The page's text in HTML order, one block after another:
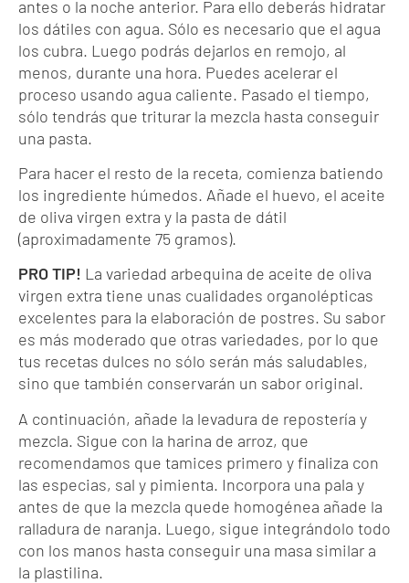
antes o la noche anterior. Para ello deberás hidratar
los dátiles con agua. Sólo es necesario que el agua
los cubra. Luego podrás dejarlos en remojo, al
menos, durante una hora. Puedes acelerar el
proceso usando agua caliente. Pasado el tiempo,
sólo tendrás que triturar la mezcla hasta conseguir
una pasta.
Para hacer el resto de la receta, comienza batiendo
los ingrediente húmedos. Añade el huevo, el aceite
de oliva virgen extra y la pasta de dátil
(aproximadamente 75 gramos).
PRO TIP! La variedad arbequina de aceite de oliva
virgen extra tiene unas cualidades organolépticas
excelentes para la elaboración de postres. Su sabor
es más moderado que otras variedades, por lo que
tus recetas dulces no sólo serán más saludables,
sino que también conservarán un sabor original.
A continuación, añade la levadura de repostería y
mezcla. Sigue con la harina de arroz, que
recomendamos que tamices primero y finaliza con
las especias, sal y pimienta. Incorpora una pala y
antes de que la mezcla quede homogénea añade la
ralladura de naranja. Luego, sigue integrándolo todo
con los manos hasta conseguir una masa similar a
la plastilina.